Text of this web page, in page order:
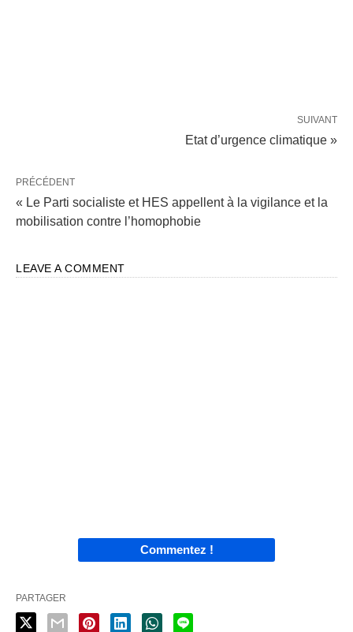
SUIVANT
Etat d’urgence climatique »
PRÉCÉDENT
« Le Parti socialiste et HES appellent à la vigilance et la
mobilisation contre l’homophobie
LEAVE A COMMENT
Commentez !
PARTAGER